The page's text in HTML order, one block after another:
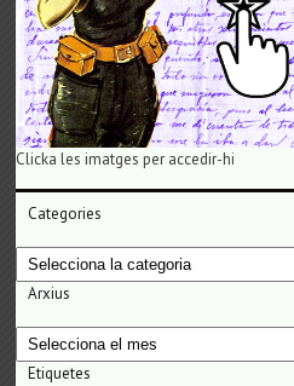
Clicka les imatges per accedir-hi
Categories
Categories
Arxius
Arxius
Etiquetes